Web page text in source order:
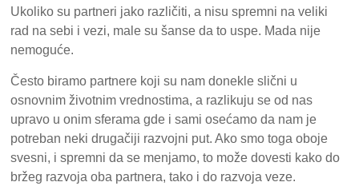
Ukoliko su partneri jako različiti, a nisu spremni na veliki
rad na sebi i vezi, male su šanse da to uspe. Mada nije
nemoguće.
Često biramo partnere koji su nam donekle slični u
osnovnim životnim vrednostima, a razlikuju se od nas
upravo u onim sferama gde i sami osećamo da nam je
potreban neki drugačiji razvojni put. Ako smo toga oboje
svesni, i spremni da se menjamo, to može dovesti kako do
bržeg razvoja oba partnera, tako i do razvoja veze.